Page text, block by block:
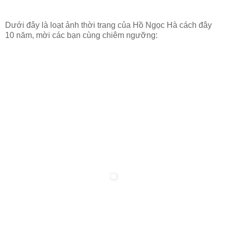
Dưới đây là loạt ảnh thời trang của Hồ Ngọc Hà cách đây
10 năm, mời các bạn cùng chiêm ngưỡng: